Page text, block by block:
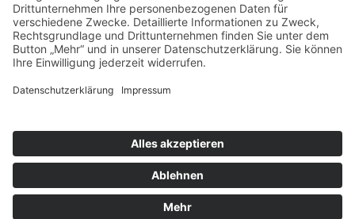
Datenschutz
Impressum
Nach oben scrollen
Liebe Patientin, lieber Patient,
Unsere Praxis ist am Montag den 23.09.24 und Montag den
30.09.24 nur am vormittag von 08.00 – 12.00 Uhr geöffnet.
Am Donnerstag den 03.10.24 und Freitag den 04.10.24 bleibt
unsere Praxis geschlossen.